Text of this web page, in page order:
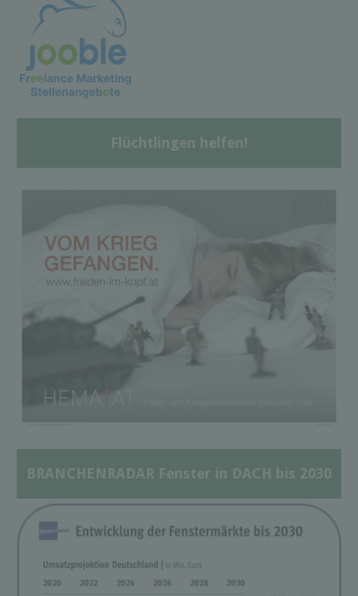
Flüchtlingen helfen!
BRANCHENRADAR Fenster in DACH bis 2030